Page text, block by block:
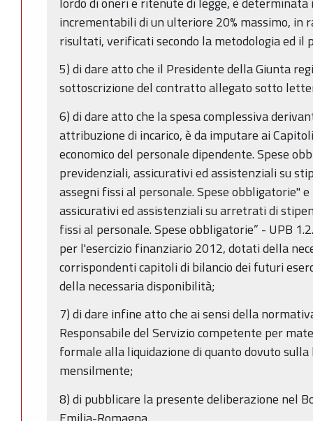
incrementabili di un ulteriore 20% massimo, in
risultati, verificati secondo la metodologia ed il
5) di dare atto che il Presidente della Giunta
sottoscrizione del contratto allegato sotto
6) di dare atto che la spesa complessiva
attribuzione di incarico, è da imputare ai
economico del personale dipendente. Spese
previdenziali, assicurativi ed assistenziali su
assegni fissi al personale. Spese obbligato­rie"
assicurativi ed assistenziali su arretrati di
fissi al personale. Spese obbligatorie” - UPB
per l'esercizio finanziario 2012, dotati della
corrispondenti capitoli di bilancio dei futuri
della necessaria disponibilità;
7) di dare infine atto che ai sensi della
Responsabile del Servizio competente per
formale alla liquidazione di quanto dovuto
mensilmente;
8) di pubblicare la presente deliberazione nel